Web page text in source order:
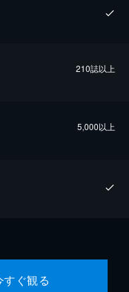
210誌以上
5,000以上
ぐ観る